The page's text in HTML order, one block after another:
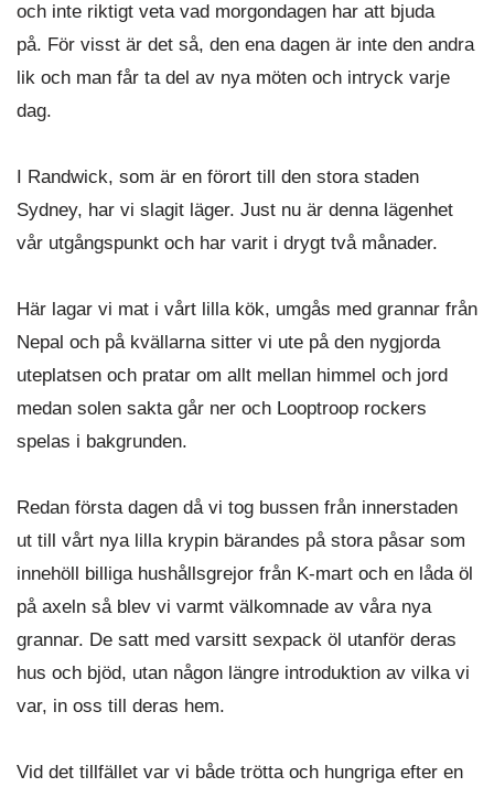
och inte riktigt veta vad morgondagen har att bjuda
på. För visst är det så, den ena dagen är inte den andra
lik och man får ta del av nya möten och intryck varje
dag.
I Randwick, som är en förort till den stora staden
Sydney, har vi slagit läger. Just nu är denna lägenhet
vår utgångspunkt och har varit i drygt två månader.
Här lagar vi mat i vårt lilla kök, umgås med grannar från
Nepal och på kvällarna sitter vi ute på den nygjorda
uteplatsen och pratar om allt mellan himmel och jord
medan solen sakta går ner och Looptroop rockers
spelas i bakgrunden.
Redan första dagen då vi tog bussen från innerstaden
ut till vårt nya lilla krypin bärandes på stora påsar som
innehöll billiga hushållsgrejor från K-mart och en låda öl
på axeln så blev vi varmt välkomnade av våra nya
grannar. De satt med varsitt sexpack öl utanför deras
hus och bjöd, utan någon längre introduktion av vilka vi
var, in oss till deras hem.
Vid det tillfället var vi både trötta och hungriga efter en